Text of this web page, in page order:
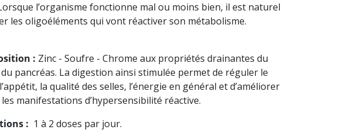
l’organisme fonctionne mal ou moins bien, il est naturel
les oligoéléments qui vont réactiver son métabolisme.
: Zinc - Soufre - Chrome aux propriétés drainantes du
pancréas. La digestion ainsi stimulée permet de réguler le
la qualité des selles, l’énergie en général et d’améliorer
manifestations d’hypersensibilité réactive.
: 1 à 2 doses par jour.